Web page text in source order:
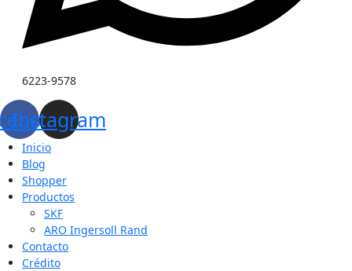
6223-9578
Instagram
Inicio
Blog
Shopper
Productos
SKF
ARO Ingersoll Rand
Contacto
Crédito